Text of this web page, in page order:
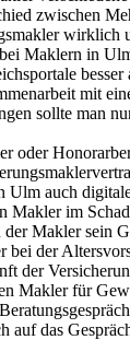
zwischen
wirklich
Maklern in
besser
mit
sollte man
oder
auch
Makler im
Makler sein
der
der
Makler für
auf das